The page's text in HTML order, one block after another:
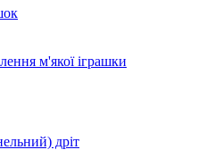
м'якої іграшки
дріт